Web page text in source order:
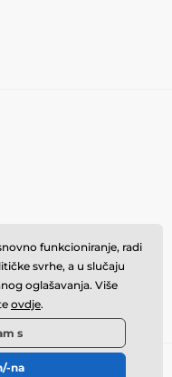
izradila
funkcioniranje, radi
svrhe, a u slučaju
oglašavanja. Više
ovdje.
s
na